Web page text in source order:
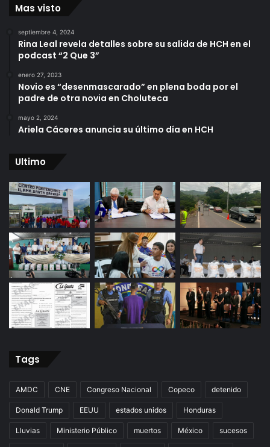
Mas visto
septiembre 4, 2024
Rina Leal revela detalles sobre su salida de HCH en el
podcast “2 Que 3”
enero 27, 2023
Novio es “desenmascarado” en plena boda por el
padre de otra novia en Choluteca
mayo 2, 2024
Ariela Cáceres anuncia su último día en HCH
Ultimo
Tags
AMDC CNE Congreso Nacional Copeco detenido
Donald Trump EEUU estados unidos Honduras
Lluvias Ministerio Público muertos México sucesos